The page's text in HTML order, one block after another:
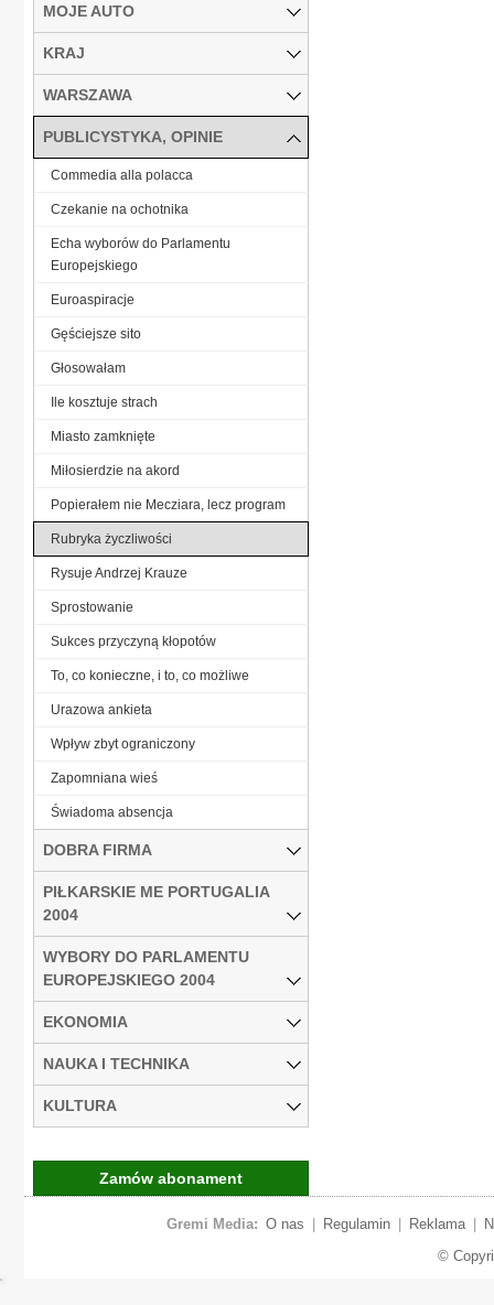
MOJE AUTO
KRAJ
WARSZAWA
PUBLICYSTYKA, OPINIE
Commedia alla polacca
Czekanie na ochotnika
Echa wyborów do Parlamentu
Europejskiego
Euroaspiracje
Gęściejsze sito
Głosowałam
Ile kosztuje strach
Miasto zamknięte
Miłosierdzie na akord
Popierałem nie Mecziara, lecz program
Rubryka życzliwości
Rysuje Andrzej Krauze
Sprostowanie
Sukces przyczyną kłopotów
To, co konieczne, i to, co możliwe
Urazowa ankieta
Wpływ zbyt ograniczony
Zapomniana wieś
Świadoma absencja
DOBRA FIRMA
PIŁKARSKIE ME PORTUGALIA
2004
WYBORY DO PARLAMENTU
EUROPEJSKIEGO 2004
EKONOMIA
NAUKA I TECHNIKA
KULTURA
Zamów abonament
Gremi Media: O nas Regulamin Reklama
©